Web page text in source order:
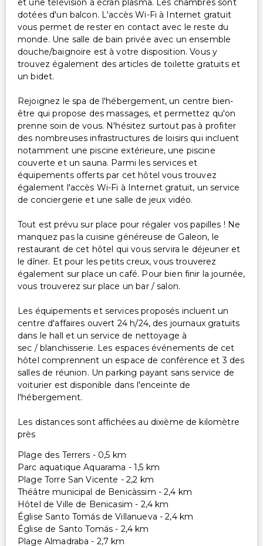
et une télévision à écran plasma. Les chambres sont
dotées d'un balcon. L'accès Wi-Fi à Internet gratuit
vous permet de rester en contact avec le reste du
monde. Une salle de bain privée avec un ensemble
douche/baignoire est à votre disposition. Vous y
trouvez également des articles de toilette gratuits et
un bidet.
Rejoignez le spa de l'hébergement, un centre bien-
être qui propose des massages, et permettez qu'on
prenne soin de vous. N'hésitez surtout pas à profiter
des nombreuses infrastructures de loisirs qui incluent
notamment une piscine extérieure, une piscine
couverte et un sauna. Parmi les services et
équipements offerts par cet hôtel vous trouvez
également l'accès Wi-Fi à Internet gratuit, un service
de conciergerie et une salle de jeux vidéo.
Tout est prévu sur place pour régaler vos papilles ! Ne
manquez pas la cuisine généreuse de Galeon, le
restaurant de cet hôtel qui vous servira le déjeuner et
le dîner. Et pour les petits creux, vous trouverez
également sur place un café. Pour bien finir la journée,
vous trouverez sur place un bar / salon.
Les équipements et services proposés incluent un
centre d'affaires ouvert 24 h/24, des journaux gratuits
dans le hall et un service de nettoyage à
sec / blanchisserie. Les espaces événements de cet
hôtel comprennent un espace de conférence et 3 des
salles de réunion. Un parking payant sans service de
voiturier est disponible dans l'enceinte de
l'hébergement.
Les distances sont affichées au dixième de kilomètre
près
Plage des Terrers - 0,5 km
Parc aquatique Aquarama - 1,5 km
Plage Torre San Vicente - 2,2 km
Théâtre municipal de Benicàssim - 2,4 km
Hôtel de Ville de Benicasim - 2,4 km
Église Santo Tomás de Villanueva - 2,4 km
Église de Santo Tomás - 2,4 km
Plage Almadraba - 2,7 km